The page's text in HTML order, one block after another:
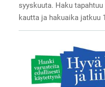
syyskuuta. Haku
kautta ja hakuaika jatkuu